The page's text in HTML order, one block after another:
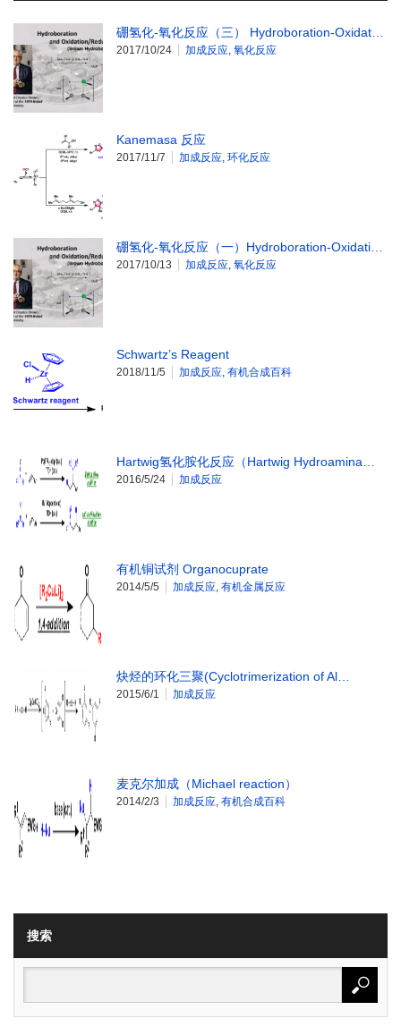
硼氢化-氧化反应（三） Hydroboration-Oxidat…
2017/10/24 加成反应 氧化反应
Kanemasa 反应
2017/11/7 加成反应 环化反应
硼氢化-氧化反应（一）Hydroboration-Oxidati…
2017/10/13 加成反应 氧化反应
Schwartz’s Reagent
2018/11/5 加成反应 有机合成百科
Hartwig氢化胺化反应（Hartwig Hydroamina…
2016/5/24 加成反应
有机铜试剂 Organocuprate
2014/5/5 加成反应 有机金属反应
炔烃的环化三聚(Cyclotrimerization of Al…
2015/6/1 加成反应
麦克尔加成（Michael reaction）
2014/2/3 加成反应 有机合成百科
搜索